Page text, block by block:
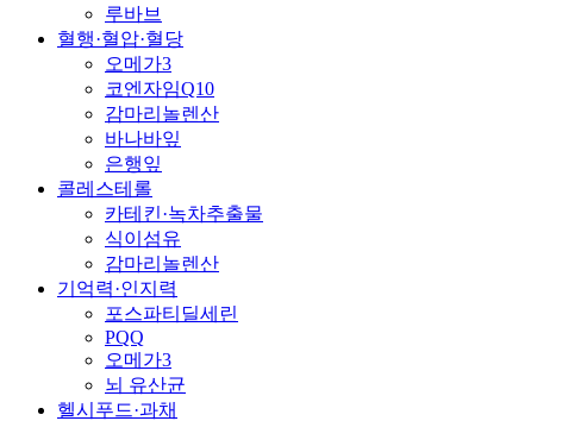
루바브
혈행·혈압·혈당
오메가3
코엔자임Q10
감마리놀렌산
바나바잎
은행잎
콜레스테롤
카테킨·녹차추출물
식이섬유
감마리놀렌산
기억력·인지력
포스파티딜세린
PQQ
오메가3
뇌 유산균
헬시푸드·과채